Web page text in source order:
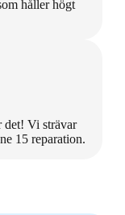
håller högt
det! Vi strävar
15 reparation.